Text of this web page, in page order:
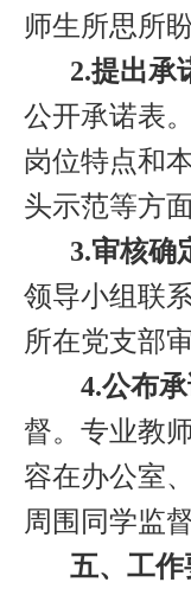
师生所思所
2.提出承
公开承诺表
岗位特点和
头示范等方
3.审核确
领导小组联
所在党支部
4.公布承
督。专业教
容在办公室
周围同学监
五、工作